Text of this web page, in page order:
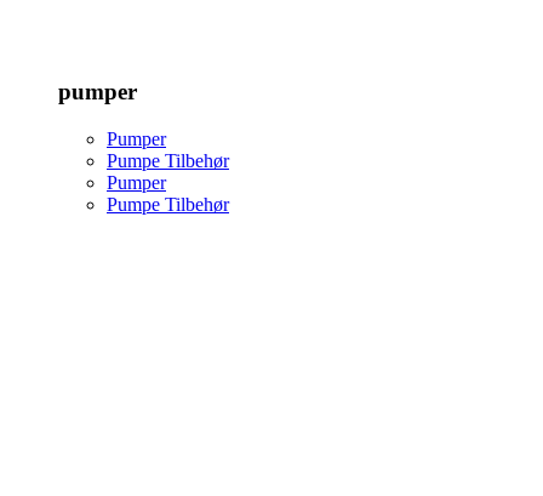
pumper
Pumper
Pumpe Tilbehør
Pumper
Pumpe Tilbehør